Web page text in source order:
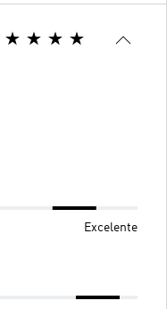
Excelente